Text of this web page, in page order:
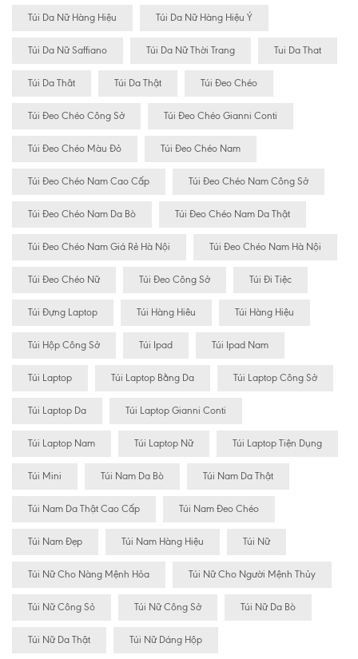
Túi Da Nữ Hàng Hiệu Túi Da Nữ Hàng Hiệu Ý
Túi Da Nữ Saffiano Túi Da Nữ Thời Trang Tui Da That
Túi Da Thât Túi Da Thật Túi Đeo Chéo
Túi Đeo Chéo Công Sở Túi Đeo Chéo Gianni Conti
Túi Đeo Chéo Màu Đỏ Túi Đeo Chéo Nam
Túi Đeo Chéo Nam Cao Cấp Túi Đeo Chéo Nam Công Sở
Túi Đeo Chéo Nam Da Bò Túi Đeo Chéo Nam Da Thật
Túi Đeo Chéo Nam Giá Rẻ Hà Nội Túi Đeo Chéo Nam Hà Nội
Túi Đeo Chéo Nữ Túi Đeo Công Sở Túi Đi Tiệc
Túi Đựng Laptop Túi Hàng Hiêu Túi Hàng Hiệu
Túi Hộp Công Sở Túi Ipad Túi Ipad Nam
Túi Laptop Túi Laptop Bằng Da Túi Laptop Công Sở
Túi Laptop Da Túi Laptop Gianni Conti
Túi Laptop Nam Túi Laptop Nữ Túi Laptop Tiện Dụng
Túi Mini Túi Nam Da Bò Túi Nam Da Thật
Túi Nam Da Thật Cao Cấp Túi Nam Đeo Chéo
Túi Nam Đẹp Túi Nam Hàng Hiệu Túi Nữ
Túi Nữ Cho Nàng Mệnh Hỏa Túi Nữ Cho Người Mệnh Thủy
Túi Nữ Công Sỏ Túi Nữ Công Sở Túi Nữ Da Bò
Túi Nữ Da Thật Túi Nữ Dáng Hộp